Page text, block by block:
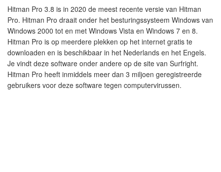
Hitman Pro 3.8 is in 2020 de meest recente versie van Hitman
Pro. Hitman Pro draait onder het besturingssysteem Windows van
Windows 2000 tot en met Windows Vista en Windows 7 en 8.
Hitman Pro is op meerdere plekken op het internet gratis te
downloaden en is beschikbaar in het Nederlands en het Engels.
Je vindt deze software onder andere op de site van Surfright.
Hitman Pro heeft inmiddels meer dan 3 miljoen geregistreerde
gebruikers voor deze software tegen computervirussen.